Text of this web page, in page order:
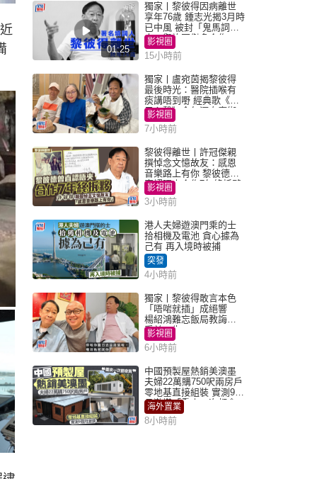
01:25
獨家丨黎彼得因病離世
享年76歲 鍾志光揭3月時
已中風 被封「鬼馬詞
人」與許冠傑多合作
影視圈
15小時前
獨家丨盧宛茵揭黎彼得
最後時光：醫院插喉有
痰講唔到嘢 經典歌《浪
子心聲》金句源自廟街
睇相佬
影視圈
7小時前
黎彼得離世丨許冠傑親
撰悼念文憶故友：感恩
音樂路上有你 黎彼德曾
直認唔夾合作7年終拆夥
影視圈
3小時前
港人夫婦遊澳門乘的士
拾相機及電池 貪心據為
己有 再入境時被捕
突發
4小時前
獨家丨黎彼得敢言本色
「唔啱就插」成絕響
楊紹鴻難忘飯局教誨：
受益一生
影視圈
6小時前
中國預製屋熱銷美澳墨
夫婦22萬購750呎兩房戶
零地基直接組裝 實測9個
月激讚「重來一次都會
買」
海外置業
8小時前